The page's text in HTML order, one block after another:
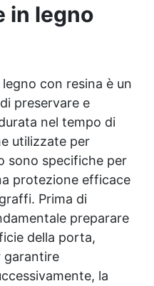
in legno
con resina è un
preservare e
nel tempo di
utilizzate per
sono specifiche per
protezione efficace
Prima di
preparare
della porta,
garantire
la